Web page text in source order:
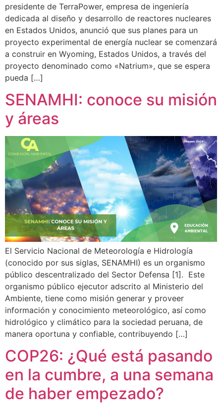
presidente de TerraPower, empresa de ingeniería
dedicada al diseño y desarrollo de reactores nucleares
en Estados Unidos, anunció que sus planes para un
proyecto experimental de energía nuclear se comenzará
a construir en Wyoming, Estados Unidos, a través del
proyecto denominado como «Natrium», que se espera
pueda […]
SENAMHI: conoce su misión
y áreas
El Servicio Nacional de Meteorología e Hidrología
(conocido por sus siglas, SENAMHI) es un organismo
público descentralizado del Sector Defensa [1]. Este
organismo público ejecutor adscrito al Ministerio del
Ambiente, tiene como misión generar y proveer
información y conocimiento meteorológico, así como
hidrológico y climático para la sociedad peruana, de
manera oportuna y confiable, contribuyendo […]
COP26: ¿Qué está pasando
en la cumbre, a una semana
de haber empezado?